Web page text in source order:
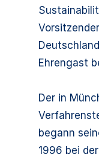
Ehrengast
Der in
begann
1996 bei